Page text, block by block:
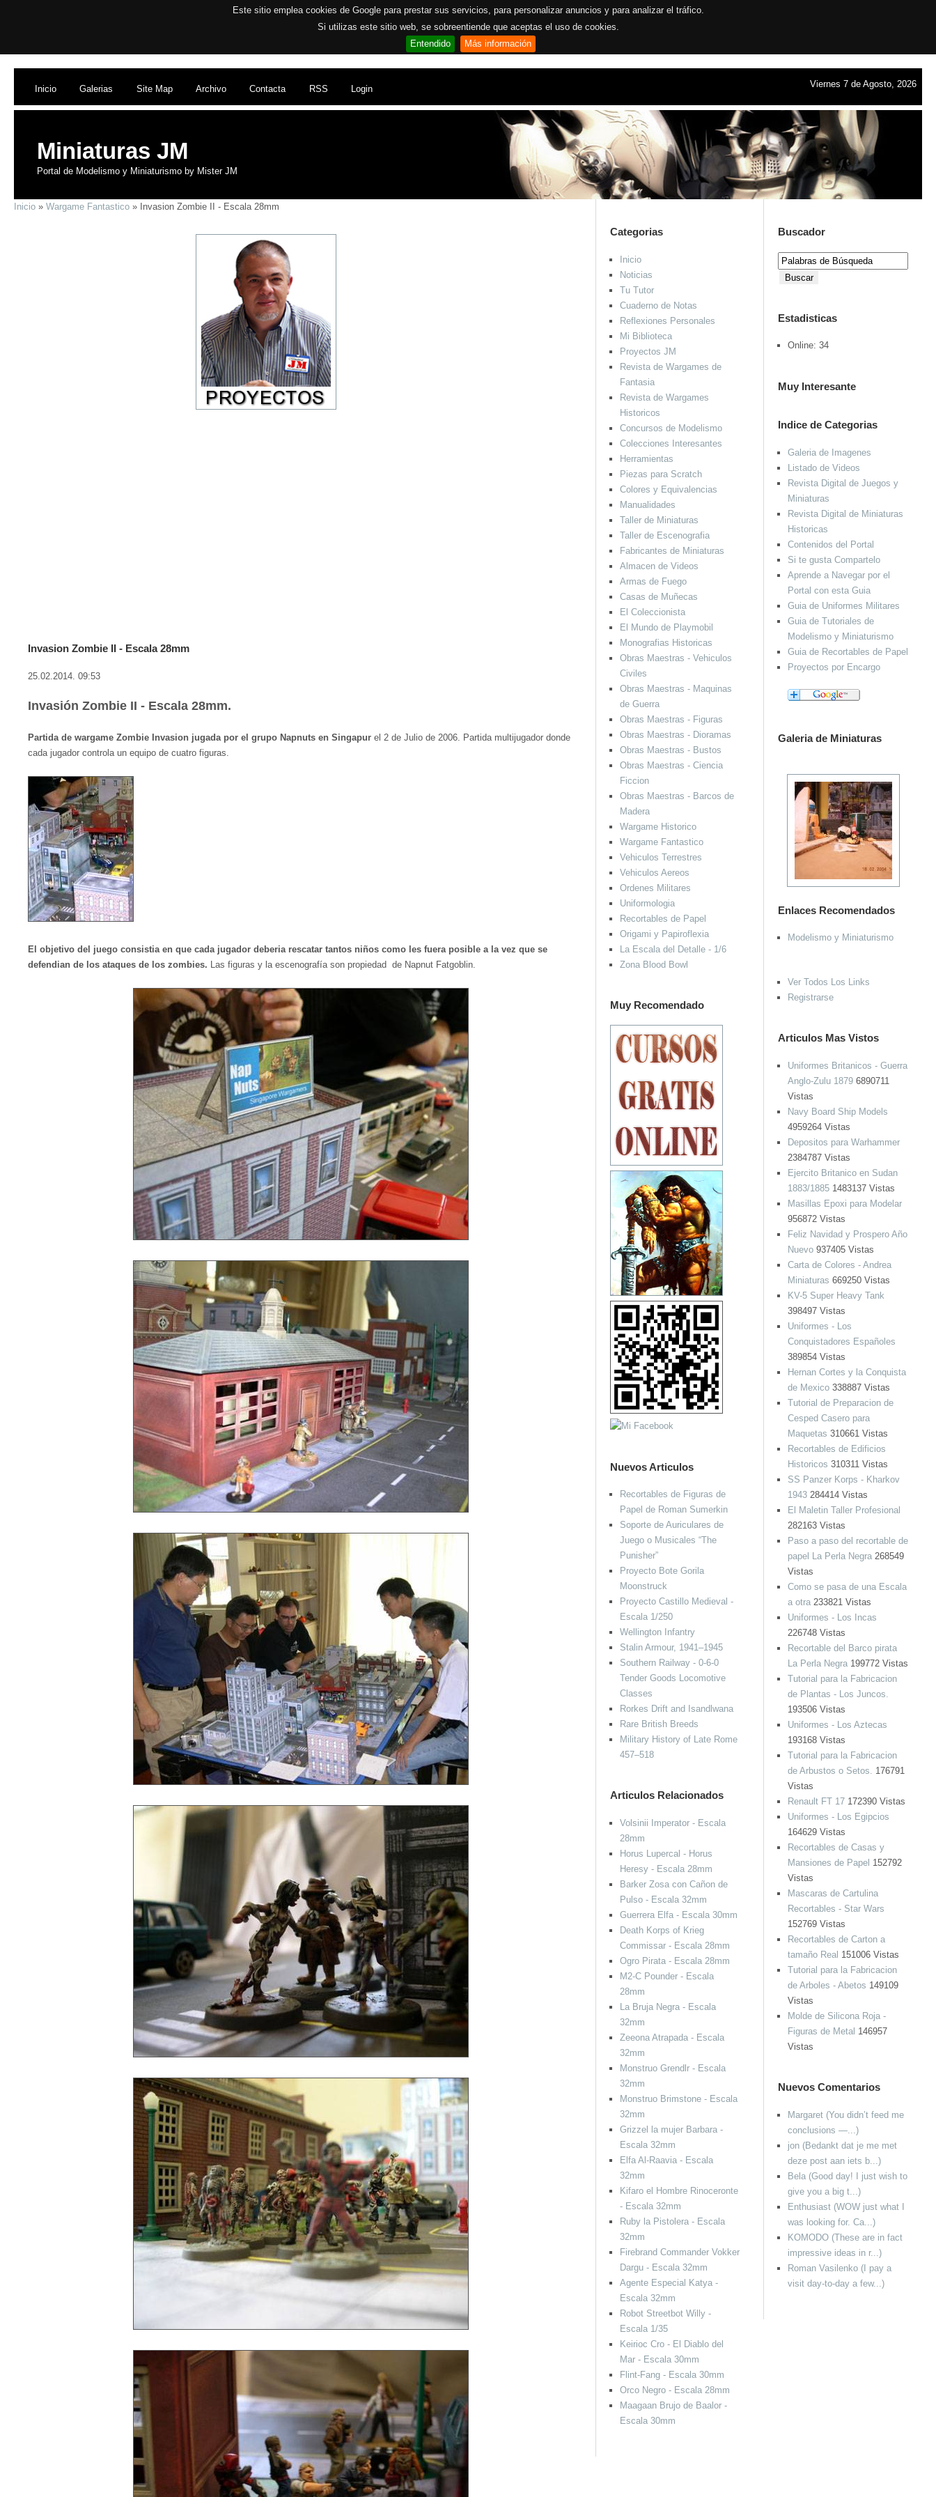
Este sitio emplea cookies de Google para prestar sus servicios, para personalizar anuncios y para analizar el tráfico.
Si utilizas este sitio web, se sobreentiende que aceptas el uso de cookies.
Entendido
Más información
Inicio Galerias Site Map Archivo Contacta RSS Login Viernes 7 de Agosto, 2026
Miniaturas JM
Portal de Modelismo y Miniaturismo by Mister JM
Inicio » Wargame Fantastico » Invasion Zombie II - Escala 28mm
Invasion Zombie II - Escala 28mm
25.02.2014. 09:53
Invasión Zombie II - Escala 28mm.
Partida de wargame Zombie Invasion jugada por el grupo Napnuts en Singapur el 2 de Julio de 2006. Partida multijugador donde
cada jugador controla un equipo de cuatro figuras.
El objetivo del juego consistia en que cada jugador deberia rescatar tantos niños como les fuera posible a la vez que se
defendian de los ataques de los zombies. Las figuras y la escenografía son propiedad de Napnut Fatgoblin.
Buscador
Estadisticas
Online: 34
Muy Interesante
Indice de Categorias
Galeria de Imagenes
Listado de Videos
Revista Digital de Juegos y
Miniaturas
Revista Digital de Miniaturas
Historicas
Contenidos del Portal
Si te gusta Compartelo
Aprende a Navegar por el
Portal con esta Guia
Guia de Uniformes Militares
Guia de Tutoriales de
Modelismo y Miniaturismo
Guia de Recortables de Papel
Proyectos por Encargo
Galeria de Miniaturas
Enlaces Recomendados
Modelismo y Miniaturismo
Ver Todos Los Links
Registrarse
Articulos Mas Vistos
Uniformes Britanicos - Guerra
Anglo-Zulu 18796890711
Vistas
Navy Board Ship Models
4959264 Vistas
Depositos para Warhammer
2384787 Vistas
Ejercito Britanico en Sudan
1883/18851483137 Vistas
Masillas Epoxi para Modelar
956872 Vistas
Feliz Navidad y Prospero Año
Nuevo937405 Vistas
Carta de Colores - Andrea
Miniaturas 669250 Vistas
KV-5 Super Heavy Tank
398497 Vistas
Uniformes - Los
Conquistadores Españoles
389854 Vistas
Hernan Cortes y la Conquista
de Mexico338887 Vistas
Tutorial de Preparacion de
Cesped Casero para
Maquetas 310661 Vistas
Recortables de Edificios
Historicos 310311 Vistas
SS Panzer Korps - Kharkov
1943284414 Vistas
El Maletin Taller Profesional
282163 Vistas
Paso a paso del recortable de
papel La Perla Negra268549
Vistas
Como se pasa de una Escala
a otra233821 Vistas
Uniformes - Los Incas
226748 Vistas
Recortable del Barco pirata
La Perla Negra199772 Vistas
Tutorial para la Fabricacion
de Plantas - Los Juncos.
193506 Vistas
Uniformes - Los Aztecas
193168 Vistas
Tutorial para la Fabricacion
de Arbustos o Setos. 176791
Vistas
Renault FT 17172390 Vistas
Uniformes - Los Egipcios
164629 Vistas
Recortables de Casas y
Mansiones de Papel 152792
Vistas
Mascaras de Cartulina
Recortables - Star Wars
152769 Vistas
Recortables de Carton a
tamaño Real 151006 Vistas
Tutorial para la Fabricacion
de Arboles - Abetos 149109
Vistas
Molde de Silicona Roja -
Figuras de Metal 146957
Vistas
Nuevos Comentarios
Margaret (You didn’t feed me
conclusions —...)
jon (Bedankt dat je me met
deze post aan iets b...)
Bela (Good day! I just wish to
give you a big t...)
Enthusiast (WOW just what I
was looking for. Ca...)
KOMODO (These are in fact
impressive ideas in r...)
Roman Vasilenko (I pay a
visit day-to-day a few...)
Categorias
Inicio
Noticias
Tu Tutor
Cuaderno de Notas
Reflexiones Personales
Mi Biblioteca
Proyectos JM
Revista de Wargames de
Fantasia
Revista de Wargames
Historicos
Concursos de Modelismo
Colecciones Interesantes
Herramientas
Piezas para Scratch
Colores y Equivalencias
Manualidades
Taller de Miniaturas
Taller de Escenografia
Fabricantes de Miniaturas
Almacen de Videos
Armas de Fuego
Casas de Muñecas
El Coleccionista
El Mundo de Playmobil
Monografias Historicas
Obras Maestras - Vehiculos
Civiles
Obras Maestras - Maquinas
de Guerra
Obras Maestras - Figuras
Obras Maestras - Dioramas
Obras Maestras - Bustos
Obras Maestras - Ciencia
Ficcion
Obras Maestras - Barcos de
Madera
Wargame Historico
Wargame Fantastico
Vehiculos Terrestres
Vehiculos Aereos
Ordenes Militares
Uniformologia
Recortables de Papel
Origami y Papiroflexia
La Escala del Detalle - 1/6
Zona Blood Bowl
Muy Recomendado
Nuevos Articulos
Recortables de Figuras de
Papel de Roman Sumerkin
Soporte de Auriculares de
Juego o Musicales “The
Punisher”
Proyecto Bote Gorila
Moonstruck
Proyecto Castillo Medieval -
Escala 1/250
Wellington Infantry
Stalin Armour, 1941–1945
Southern Railway - 0-6-0
Tender Goods Locomotive
Classes
Rorkes Drift and Isandlwana
Rare British Breeds
Military History of Late Rome
457–518
Articulos Relacionados
Volsinii Imperator - Escala
28mm
Horus Lupercal - Horus
Heresy - Escala 28mm
Barker Zosa con Cañon de
Pulso - Escala 32mm
Guerrera Elfa - Escala 30mm
Death Korps of Krieg
Commissar - Escala 28mm
Ogro Pirata - Escala 28mm
M2-C Pounder - Escala
28mm
La Bruja Negra - Escala
32mm
Zeeona Atrapada - Escala
32mm
Monstruo Grendlr - Escala
32mm
Monstruo Brimstone - Escala
32mm
Grizzel la mujer Barbara -
Escala 32mm
Elfa Al-Raavia - Escala
32mm
Kifaro el Hombre Rinoceronte
- Escala 32mm
Ruby la Pistolera - Escala
32mm
Firebrand Commander Vokker
Dargu - Escala 32mm
Agente Especial Katya -
Escala 32mm
Robot Streetbot Willy -
Escala 1/35
Keirioc Cro - El Diablo del
Mar - Escala 30mm
Flint-Fang - Escala 30mm
Orco Negro - Escala 28mm
Maagaan Brujo de Baalor -
Escala 30mm